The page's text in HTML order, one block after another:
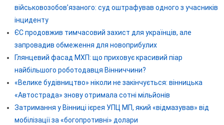
військовозобов’язаного: суд оштрафував одного з учасників
інциденту
ЄС продовжив тимчасовий захист для українців, але
запровадив обмеження для новоприбулих
Глянцевий фасад МХП: що приховує красивий піар
найбільшого роботодавця Вінниччини?
«Велике будівництво» ніколи не закінчується: вінницька
«Автострада» знову отримала сотні мільйонів
Затримання у Вінниці ієрея УПЦ МП, який «відмазував» від
мобілізації за «богопротивні» долари